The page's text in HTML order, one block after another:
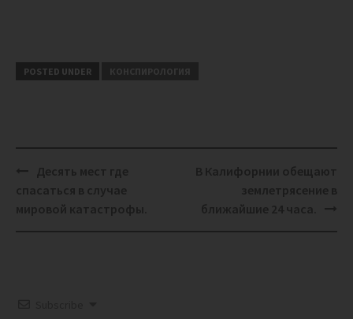
POSTED UNDER КОНСПИРОЛОГИЯ